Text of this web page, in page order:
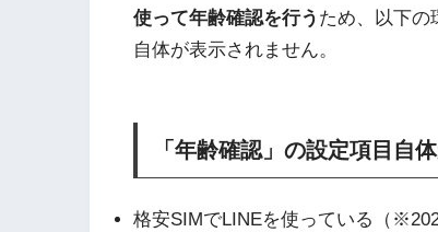
使って年齢確認を行う ため、以下の
自体が表示されません。
「年齢確認」の設定項目自
格安SIMでLINEを使っている（